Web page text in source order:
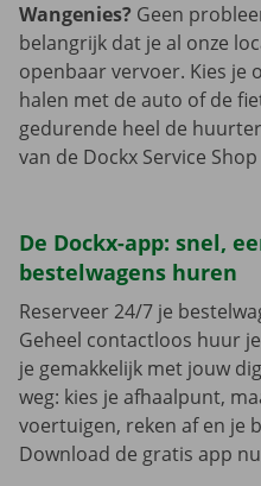
Wangenies? Geen
belangrijk dat je al onze
openbaar vervoer. Kies je
halen met de auto of de
gedurende heel de
van de Dockx Service
De Dockx-app: snel,
bestelwagens huren
Reserveer 24/7 je
Geheel contactloos huur
je gemakkelijk met jouw
weg: kies je afhaalpunt,
voertuigen, reken af en je
Download de gratis app